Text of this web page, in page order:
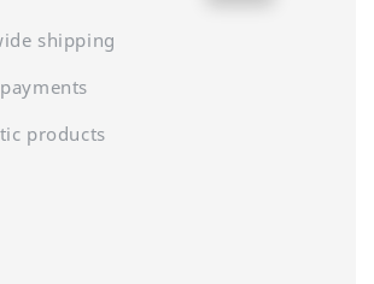
shipping
products